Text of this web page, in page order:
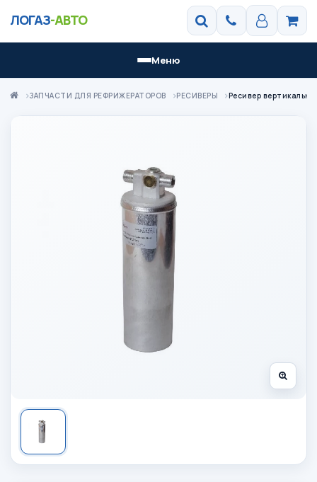
ЛОГАЗ-АВТО
Меню
ЗАПЧАСТИ ДЛЯ РЕФРИЖЕРАТОРОВ РЕСИВЕРЫ